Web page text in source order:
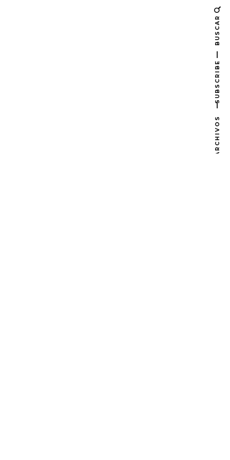
BUSCAR
SUBSCRIBE
ARCHIVOS